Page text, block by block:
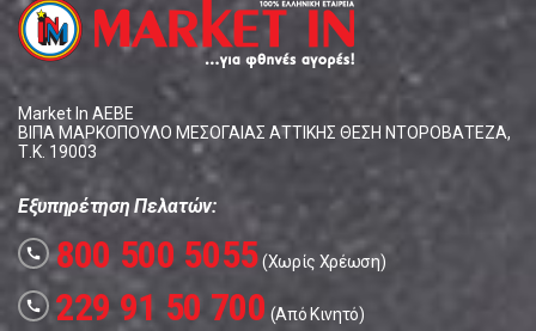
Market In ΑΕΒΕ
ΒΙΠΑ ΜΑΡΚΟΠΟΥΛΟ ΜΕΣΟΓΑΙΑΣ ΑΤΤΙΚΗΣ ΘΕΣΗ ΝΤΟΡΟΒΑΤΕΖΑ,
Τ.Κ. 19003
Εξυπηρέτηση Πελατών:
call 800 500 5055(Χωρίς Χρέωση)
call 229 91 50 700 (Από Κινητό)